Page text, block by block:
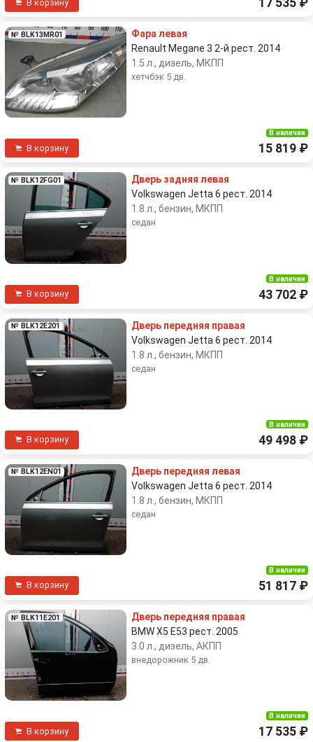
В корзину 17 535 ₽
№ BLK13MR01
Фара левая
Renault Megane 3 2-й рест. 2014
1.5 л., дизель, МКПП
хетчбэк 5 дв.
В корзину
В наличии
15 819 ₽
№ BLK12FG01
Дверь задняя левая
Volkswagen Jetta 6 рест. 2014
1.8 л., бензин, МКПП
седан
В корзину
В наличии
43 702 ₽
№ BLK12E201
Дверь передняя правая
Volkswagen Jetta 6 рест. 2014
1.8 л., бензин, МКПП
седан
В корзину
В наличии
49 498 ₽
№ BLK12EN01
Дверь передняя левая
Volkswagen Jetta 6 рест. 2014
1.8 л., бензин, МКПП
седан
В корзину
В наличии
51 817 ₽
№ BLK11E201
Дверь передняя правая
BMW X5 E53 рест. 2005
3.0 л., дизель, АКПП
внедорожник 5 дв.
В корзину
В наличии
17 535 ₽